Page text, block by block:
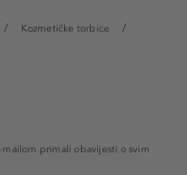
Kozmetičke torbice
primali obavijesti o svim